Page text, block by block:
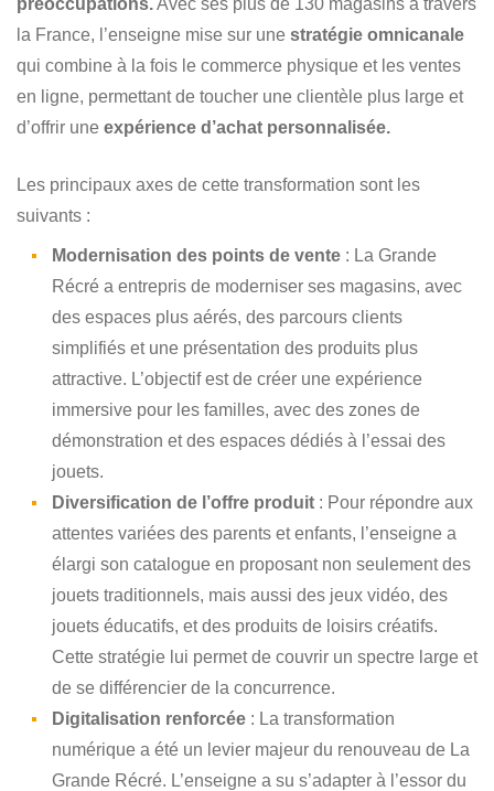
préoccupations.Avec ses plus de 130 magasins à travers
la France, l’enseigne mise sur une stratégie omnicanale
qui combine à la fois le commerce physique et les ventes
en ligne, permettant de toucher une clientèle plus large et
d’offrir une expérience d’achat personnalisée.
Les principaux axes de cette transformation sont les
suivants :
Modernisation des points de vente : La Grande
Récré a entrepris de moderniser ses magasins, avec
des espaces plus aérés, des parcours clients
simplifiés et une présentation des produits plus
attractive. L’objectif est de créer une expérience
immersive pour les familles, avec des zones de
démonstration et des espaces dédiés à l’essai des
jouets.
Diversification de l’offre produit : Pour répondre aux
attentes variées des parents et enfants, l’enseigne a
élargi son catalogue en proposant non seulement des
jouets traditionnels, mais aussi des jeux vidéo, des
jouets éducatifs, et des produits de loisirs créatifs.
Cette stratégie lui permet de couvrir un spectre large et
de se différencier de la concurrence.
Digitalisation renforcée : La transformation
numérique a été un levier majeur du renouveau de La
Grande Récré. L’enseigne a su s’adapter à l’essor du